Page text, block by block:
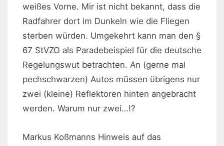
weißes Vorne. Mir ist nicht bekannt, dass die
Radfahrer dort im Dunkeln wie die Fliegen
sterben würden. Umgekehrt kann man den §
67 StVZO als Paradebeispiel für die deutsche
Regelungswut betrachten. An (gerne mal
pechschwarzen) Autos müssen übrigens nur
zwei (kleine) Reflektoren hinten angebracht
werden. Warum nur zwei…!?
Markus Koßmanns Hinweis auf das